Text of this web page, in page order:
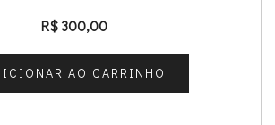
R$300,00
AO CARRINHO